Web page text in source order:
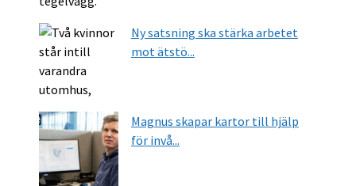
Ny satsning ska stärka arbetet
mot ätstö...
Magnus skapar kartor till hjälp
för invå...